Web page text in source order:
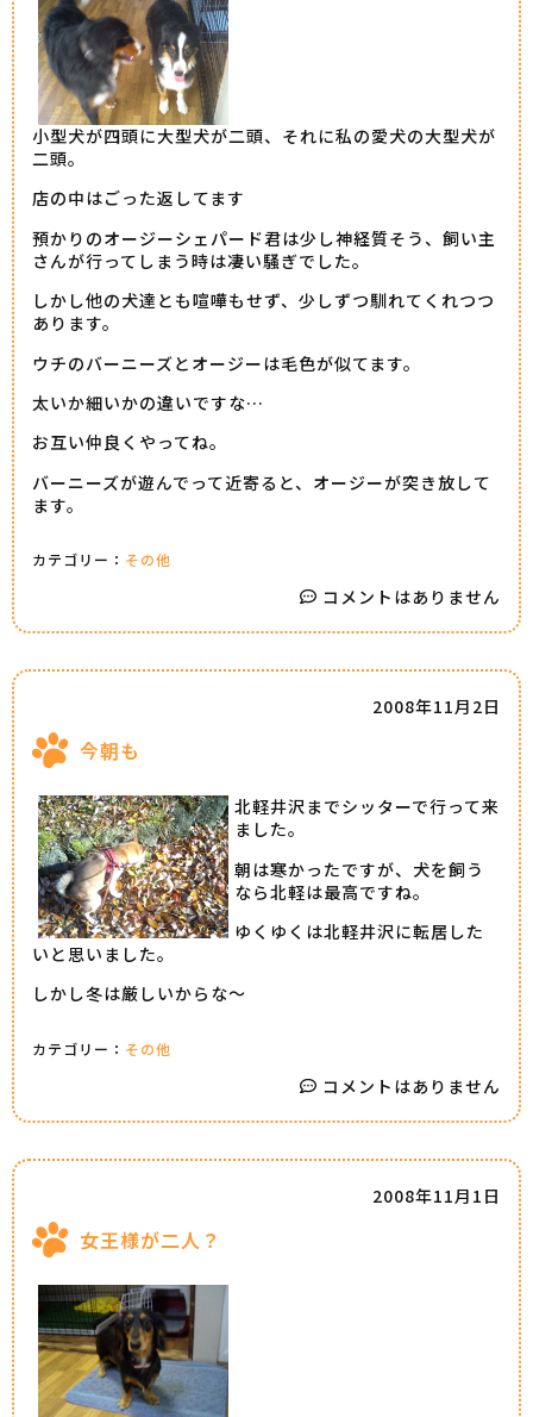
小型犬が四頭に大型犬が二頭、それに私の愛犬の大型犬が
二頭。
店の中はごった返してます
預かりのオージーシェパード君は少し神経質そう、飼い主
さんが行ってしまう時は凄い騒ぎでした。
しかし他の犬達とも喧嘩もせず、少しずつ馴れてくれつつ
あります。
ウチのバーニーズとオージーは毛色が似てます。
太いか細いかの違いですな…
お互い仲良くやってね。
バーニーズが遊んでって近寄ると、オージーが突き放して
ます。
カテゴリー： その他
コメントはありません
今朝も
2008年11月2日
北軽井沢までシッターで行って来
ました。
朝は寒かったですが、犬を飼う
なら北軽は最高ですね。
ゆくゆくは北軽井沢に転居した
いと思いました。
しかし冬は厳しいからな～
カテゴリー： その他
コメントはありません
女王様が二人？
2008年11月1日